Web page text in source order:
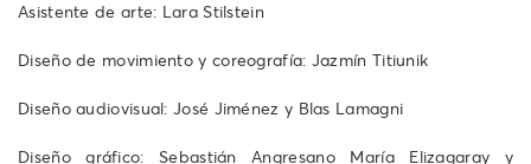
Asistente de arte: Lara Stilstein
Diseño de movimiento y coreografía: Jazmín Titiunik
Diseño audiovisual: José Jiménez y Blas Lamagni
Diseño gráfico: Sebastián Angresano María Elizagaray y